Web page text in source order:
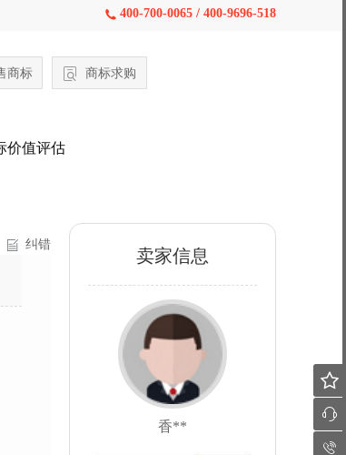
 400-700-0065 / 400-9696-518
商标 商标求购
价值评估
纠错
卖家信息
香**


